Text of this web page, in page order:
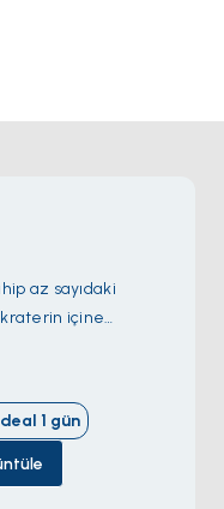
az sayıdaki
kraterin içine
bugün taban hâlâ
fümarollerle
ortaçağdan
karşı beyaz
1 gün